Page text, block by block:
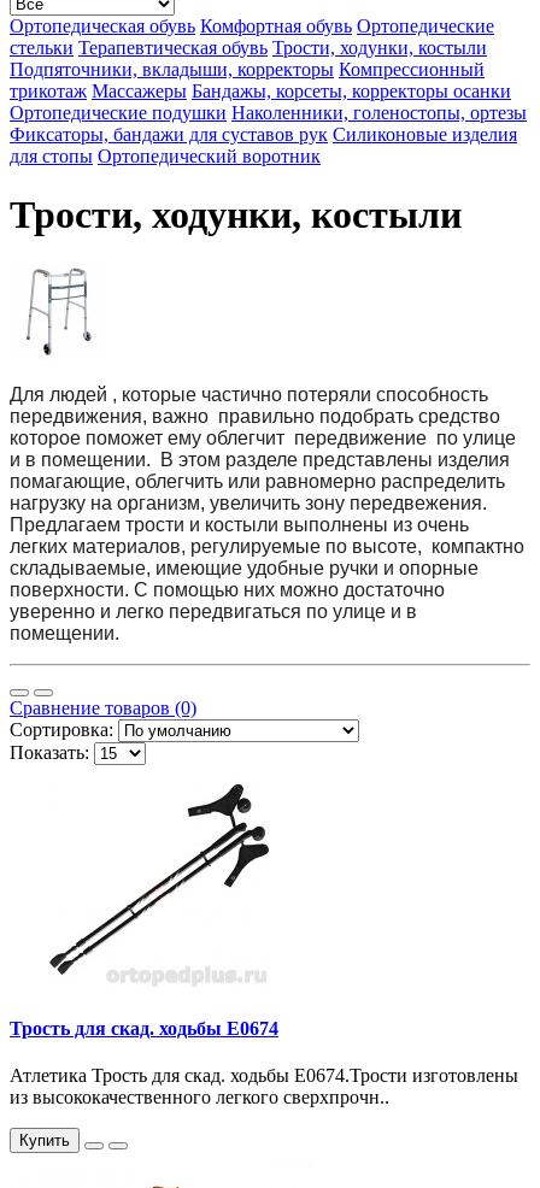
Ортопедическая обувь Комфортная обувь Ортопедические
стельки Терапевтическая обувь Трости, ходунки, костыли
Подпяточники, вкладыши, корректоры Компрессионный
трикотаж Массажеры Бандажы, корсеты, корректоры осанки
Ортопедические подушки Наколенники, голеностопы, ортезы
Фиксаторы, бандажи для суставов рук Силиконовые изделия
для стопы Ортопедический воротник
Трости, ходунки, костыли
Для людей , которые частично потеряли способность
передвижения, важно правильно подобрать средство
которое поможет ему облегчит передвижение по улице
и в помещении. В этом разделе представлены изделия
помагающие, облегчить или равномерно распределить
нагрузку на организм, увеличить зону передвежения.
Предлагаем трости и костыли выполнены из очень
легких материалов, регулируемые по высоте, компактно
складываемые, имеющие удобные ручки и опорные
поверхности. С помощью них можно достаточно
уверенно и легко передвигаться по улице и в
помещении.
Сравнение товаров (0)
Сортировка:
Показать:
Трость для скад. ходьбы Е0674
Атлетика Трость для скад. ходьбы Е0674.Трости изготовлены
из высококачественного легкого сверхпрочн..
Купить